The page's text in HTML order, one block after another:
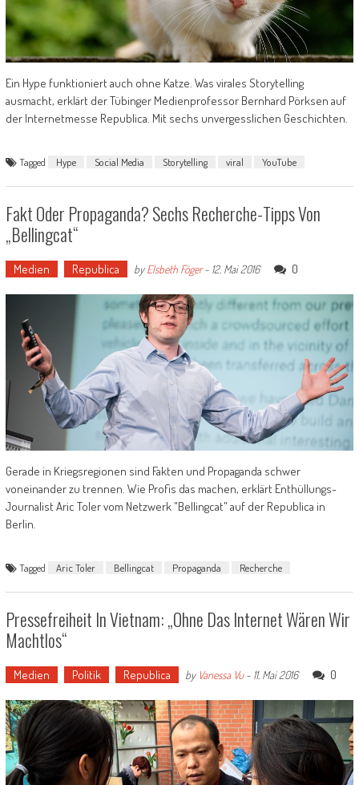
Ein Hype funktioniert auch ohne Katze. Was virales Storytelling
ausmacht, erklärt der Tübinger Medienprofessor Bernhard Pörksen auf
der Internetmesse Republica. Mit sechs unvergesslichen Geschichten.
Tagged Hype Social Media Storytelling viral YouTube
Fakt Oder Propaganda? Sechs Recherche-Tipps Von
„Bellingcat“
Medien Republica byElsbeth Föger- 12. Mai 2016 0
Gerade in Kriegsregionen sind Fakten und Propaganda schwer
voneinander zu trennen. Wie Profis das machen, erklärt Enthüllungs-
Journalist Aric Toler vom Netzwerk "Bellingcat" auf der Republica in
Berlin.
Tagged Aric Toler Bellingcat Propaganda Recherche
Pressefreiheit In Vietnam: „Ohne Das Internet Wären Wir
Machtlos“
Medien Politik Republica by Vanessa Vu- 11. Mai 2016 0